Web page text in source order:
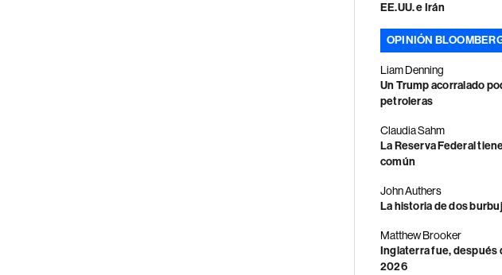
EE.UU. e Irán
OPINIÓN
Liam Denning
Un Trump acorralado
petroleras
Claudia Sahm
La Reserva Federal
común
John Authers
La historia de dos
Matthew Brooker
Inglaterra fue, después
2026